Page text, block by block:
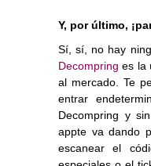
Y, por último,
Sí, sí, no hay
Decompring es la
al mercado. Te
entrar
Decompring y
appte va dando
escanear el